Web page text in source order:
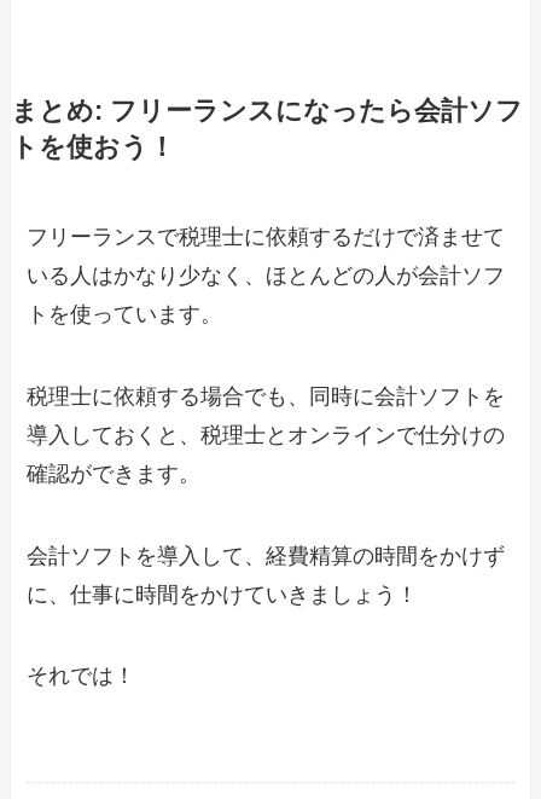
まとめ: フリーランスになったら会計ソフ
トを使おう！
フリーランスで税理士に依頼するだけで済ませて
いる人はかなり少なく、ほとんどの人が会計ソフ
トを使っています。
税理士に依頼する場合でも、同時に会計ソフトを
導入しておくと、税理士とオンラインで仕分けの
確認ができます。
会計ソフトを導入して、経費精算の時間をかけず
に、仕事に時間をかけていきましょう！
それでは！